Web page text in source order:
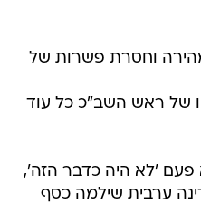
וחסרת פשרות של
של ראש השב"כ כל עוד
פעם 'לא היה כדבר הזה',
ערבית שילמה כסף